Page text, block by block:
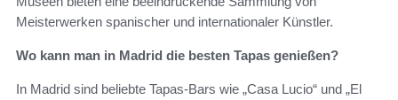
Meisterwerken spanischer und internationaler Künstler.
Wo kann man in Madrid die besten Tapas genießen?
In Madrid sind beliebte Tapas-Bars wie „Casa Lucio“ und „El